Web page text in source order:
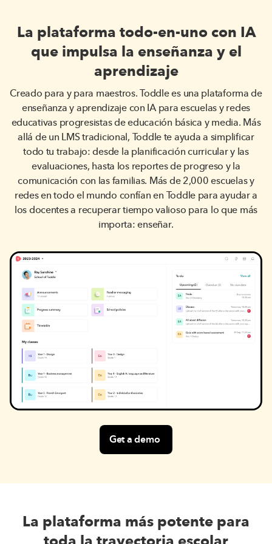
mejor se ajusten a tus intereses y disponibilidad. Tu
participación, incluso parcial, será muy valiosa.
La plataforma todo-en-uno con IA
que impulsa la enseñanza y el
aprendizaje
Creado para y para maestros. Toddle es una plataforma de
enseñanza y aprendizaje con IA para escuelas y redes
educativas progresistas de educación básica y media. Más
allá de un LMS tradicional, Toddle te ayuda a simplificar
todo tu trabajo: desde la planificación curricular y las
evaluaciones, hasta los reportes de progreso y la
comunicación con las familias. Más de 2,000 escuelas y
redes en todo el mundo confían en Toddle para ayudar a
los docentes a recuperar tiempo valioso para lo que más
importa: enseñar.
Get a demo
La plataforma más potente para